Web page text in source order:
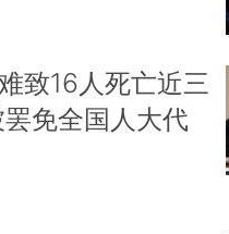
致16人死亡近三
免全国人大代